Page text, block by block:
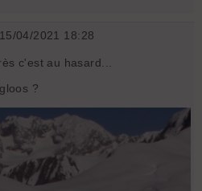
04/2021 18:28
c'est au hasard...
?